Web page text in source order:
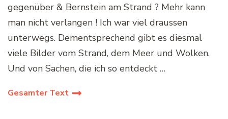
gegenüber & Bernstein am Strand ? Mehr kann
man nicht verlangen ! Ich war viel draussen
unterwegs. Dementsprechend gibt es diesmal
viele Bilder vom Strand, dem Meer und Wolken.
Und von Sachen, die ich so entdeckt …
Gesamter Text